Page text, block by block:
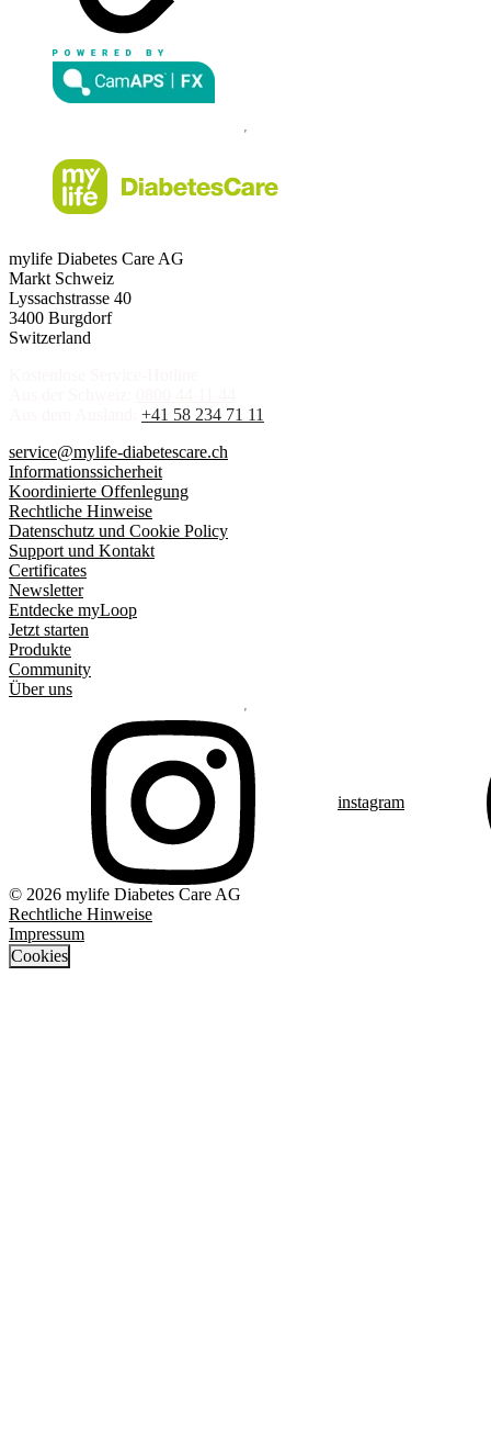
mylife Diabetes Care AG
Markt Schweiz
Lyssachstrasse 40
3400 Burgdorf
Switzerland
+41 58 234 71 11
service@mylife-diabetescare.ch
Informationssicherheit
Koordinierte Offenlegung
Rechtliche Hinweise
Datenschutz und Cookie Policy
Support und Kontakt
Certificates
Newsletter
Entdecke myLoop
Jetzt starten
Produkte
Community
Über uns
instagram
© 2026 mylife Diabetes Care AG
Rechtliche Hinweise
Impressum
Cookies